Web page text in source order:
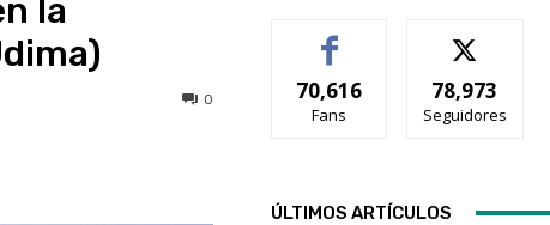
la
0 70,616
Fans
78,973
Seguidores
ÚLTIMOS ARTÍCULOS